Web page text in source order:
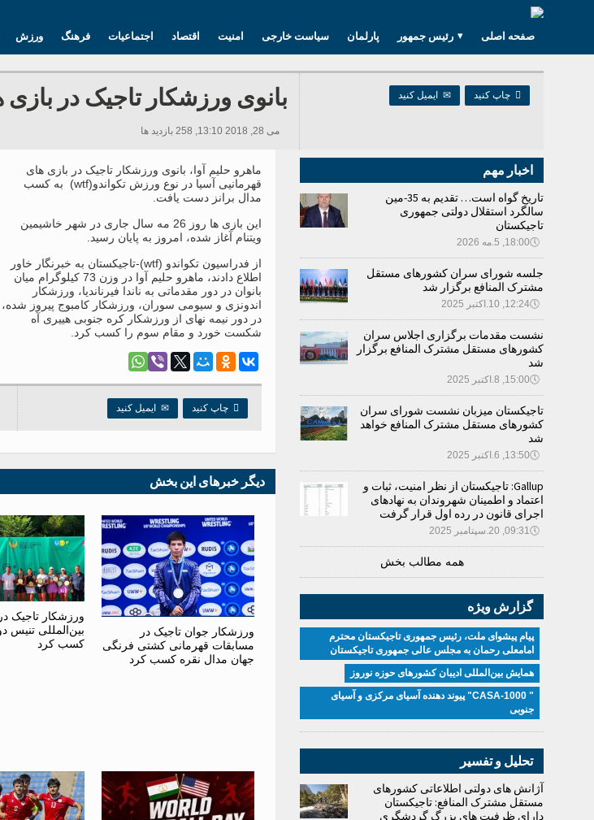
ورزش فرهنگ اجتماعیات اقتصاد امنیت سیاست خارجی پارلمان رئیس جمهور صفحه اصلی
 چاپ کنید ✉ ایمیل کنید بانوی ورزشکار تاجیک در
می 28, 2018 13:10, 258 بازدید ها
ماهرو حلیم آوا، بانوی ورزشکار تاجیک در بازی های
قهرمانیی آسیا در نوع ورزش تکواندو(wtf) به کسب
مدال برانز دست یافت.
این بازی ها روز 26 مه سال جاری در شهر خاشیمین
ویتنام آغاز شده، امروز به پایان رسید.
از فدراسیون تکواندو (wtf)-تاجیکستان به خبرنگار خاور
اطلاع دادند، ماهرو حلیم آوا در وزن 73 کیلوگرام میان
بانوان در دور مقدماتی به ناندا فیرناندیا، ورزشکار
اندونزی و سیومی سوران، ورزشکار کامبوج پیروز‌ شده،
در دور نیمه نهای از ورزشکار کره جنوبی هییری آه
شکست خورد و مقام سوم را کسب کرد.
 چاپ کنید ✉ ایمیل کنید
دیگر خبرهای این بخش
ورزشکار جوان تاجیک در
مسابقات قهرمانی کشتی فرنگی
جهان مدال نقره کسب کرد
ورزشکار تاجیک
بین‌المللی تنیس
کسب کرد
اخبار مهم
تاریخ گواه است… تقدیم به 35-مین
سالگرد استقلال دولتی جمهوری
تاجیکستان
🕔18:00, 5.مه 2026
جلسه شورای سران کشورهای مستقل
مشترک المنافع برگزار شد
🕔12:24, 10.اکتبر 2025
نشست مقدمات برگزاری اجلاس سران
کشورهای مستقل مشترک المنافع برگزار
شد
🕔15:00, 8.اکتبر 2025
تاجیکستان میزبان نشست شورای سران
کشورهای مستقل مشترک المنافع خواهد
شد
🕔13:50, 6.اکتبر 2025
Gallup: تاجیکستان از نظر امنیت، ثبات و
اعتماد و اطمینان شهروندان به نهادهای
اجرای قانون در رده اول قرار گرفت
🕔09:31, 20.سپتامبر 2025
همه مطالب بخش
گزارش ویژه
پیام پیشوای ملت، رئیس جمهوری تاجیکستان محترم
امامعلی رحمان به مجلس عالی جمهوری تاجیکستان
همایش بین‌المللی ادیبان کشور‌های حوزه نوروز
" CASA-1000" پیوند دهنده آسیای مرکزی و آسیای
جنوبی
تحلیل و تفسیر
آژانش های دولتی اطلاعاتی کشورهای
مستقل مشترک المنافع: تاجیکستان
دارای ظرفیت های بزرگ گردشگری